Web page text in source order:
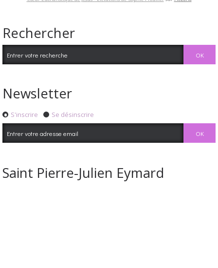
Rechercher
Newsletter
S'inscrire Se désinscrire
Saint Pierre-Julien Eymard